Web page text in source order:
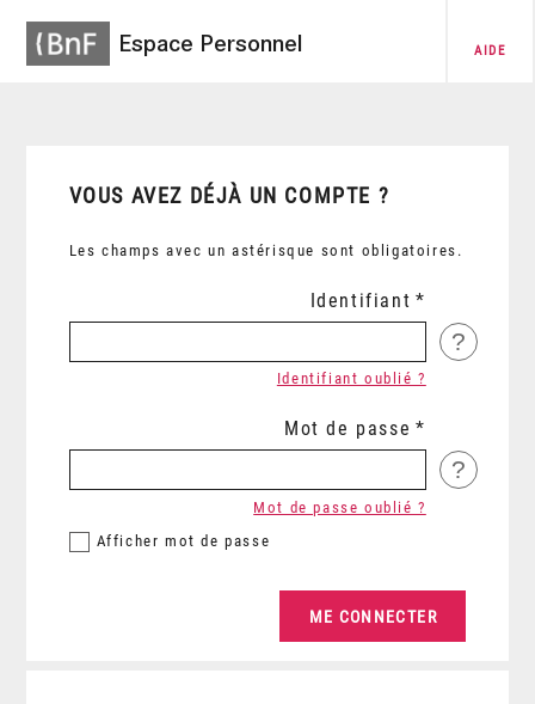
Espace Personnel AIDE
VOUS AVEZ DÉJÀ UN COMPTE ?
Les champs avec un astérisque sont obligatoires.
Identifiant
?
Identifiant oublié ?
Mot de passe
?
Afficher mot de passe
Mot de passe oublié ?